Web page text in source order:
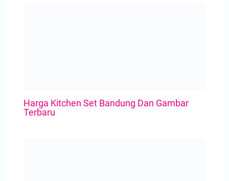
Harga Kitchen Set Bandung Dan Gambar
Terbaru